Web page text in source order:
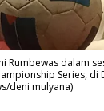
Rumbewas dalam
Series, di
deni mulyana)